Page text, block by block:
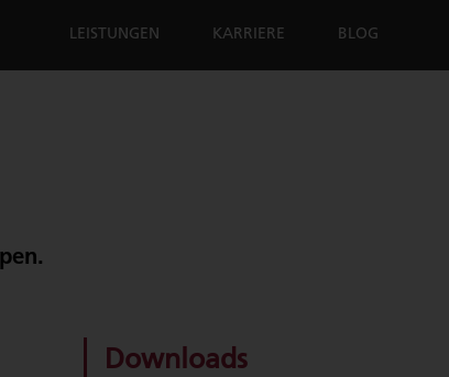
LEISTUNGEN KARRIERE BLOG
Downloads